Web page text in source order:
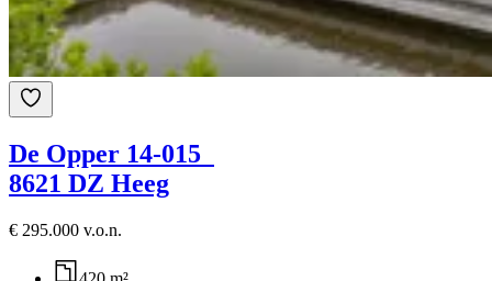
De Opper 14-015
8621 DZ Heeg
€ 295.000 v.o.n.